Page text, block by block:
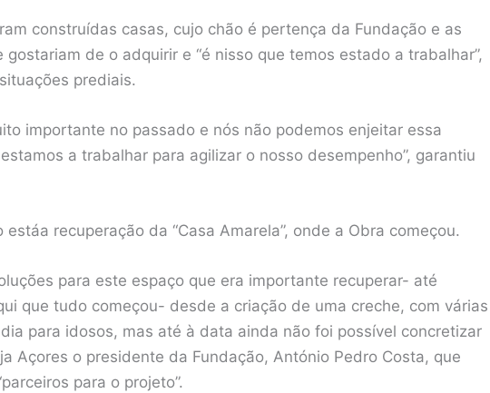
construídas casas, cujo chão é pertença da Fundação e as
de o adquirir e “é nisso que temos estado a trabalhar”,
prediais.
importante no passado e nós não podemos enjeitar essa
a trabalhar para agilizar o nosso desempenho”, garantiu
recuperação da “Casa Amarela”, onde a Obra começou.
para este espaço que era importante recuperar- até
que tudo começou- desde a criação de uma creche, com várias
para idosos, mas até à data ainda não foi possível concretizar
Açores o presidente da Fundação, António Pedro Costa, que
para o projeto”.